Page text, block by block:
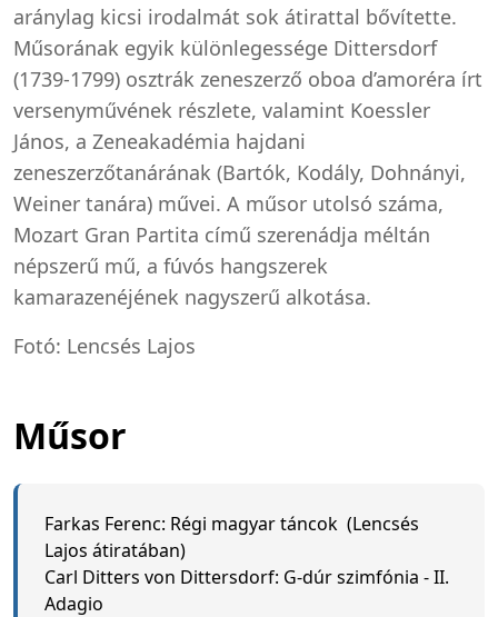
aránylag kicsi irodalmát sok átirattal bővítette.
Műsorának egyik különlegessége Dittersdorf
(1739-1799) osztrák zeneszerző oboa d’amoréra írt
versenyművének részlete, valamint Koessler
János, a Zeneakadémia hajdani
zeneszerzőtanárának (Bartók, Kodály, Dohnányi,
Weiner tanára) művei. A műsor utolsó száma,
Mozart Gran Partita című szerenádja méltán
népszerű mű, a fúvós hangszerek
kamarazenéjének nagyszerű alkotása.
Fotó: Lencsés Lajos
Műsor
Farkas Ferenc: Régi magyar táncok (Lencsés
Lajos átiratában)
Carl Ditters von Dittersdorf: G-dúr szimfónia - II.
Adagio